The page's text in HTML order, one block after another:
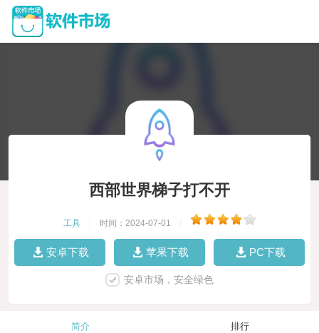
西部世界梯子打不开
工具 时间：2024-07-01
安卓下载 苹果下载 PC下载
安卓市场，安全绿色
简介 排行